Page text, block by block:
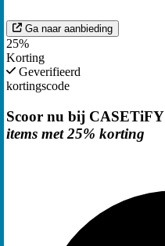
Ga naar aanbieding
25%
Korting
Geverifieerd
kortingscode
Scoor nu bij CASETiFY
items met 25% korting